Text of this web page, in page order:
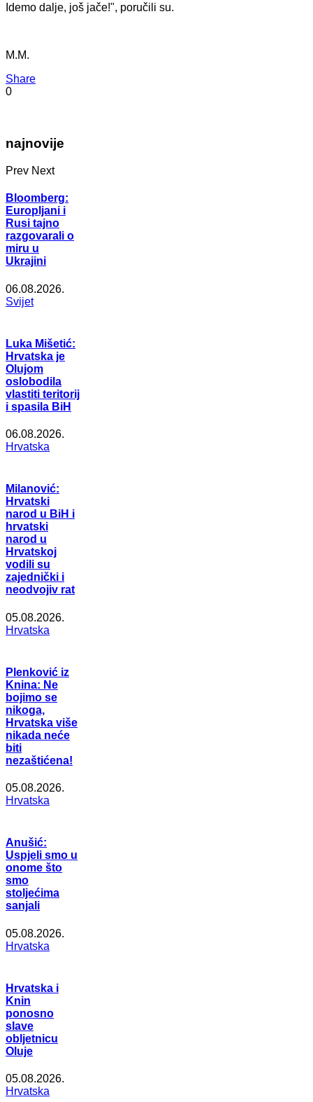
Idemo dalje, još jače!", poručili su.
M.M.
Share
0
najnovije
Prev Next
Bloomberg:
Europljani i
Rusi tajno
razgovarali o
miru u
Ukrajini
06.08.2026.
Svijet
Luka Mišetić:
Hrvatska je
Olujom
oslobodila
vlastiti teritorij
i spasila BiH
06.08.2026.
Hrvatska
Milanović:
Hrvatski
narod u BiH i
hrvatski
narod u
Hrvatskoj
vodili su
zajednički i
neodvojiv rat
05.08.2026.
Hrvatska
Plenković iz
Knina: Ne
bojimo se
nikoga,
Hrvatska više
nikada neće
biti
nezaštićena!
05.08.2026.
Hrvatska
Anušić:
Uspjeli smo u
onome što
smo
stoljećima
sanjali
05.08.2026.
Hrvatska
Hrvatska i
Knin
ponosno
slave
obljetnicu
Oluje
05.08.2026.
Hrvatska